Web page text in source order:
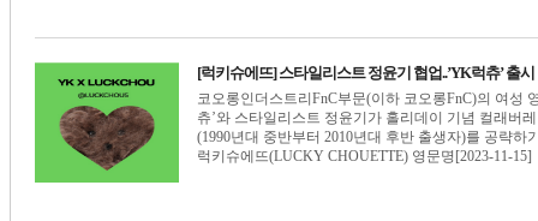
[럭키슈에뜨] 스타일리스트 정윤기 협업..’YK럭츄’ 출시
코오롱인더스트리FnC부문(이하 코오롱FnC)의 여성
츄’와 스타일리스트 정윤기가 홀리데이 기념 컬래버
(1990년대 중반부터 2010년대 후반 출생자)를 공략하
럭키슈에뜨(LUCKY CHOUETTE) 영문명[2023-11-15]